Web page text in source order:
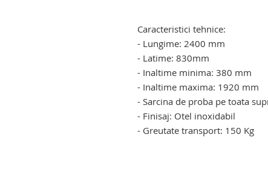
Caracteristici tehnice:
- Lungime: 2400 mm
- Latime: 830mm
- Inaltime minima: 380 mm
- Inaltime maxima: 1920 mm
- Sarcina de proba pe toata
- Finisaj: Otel inoxidabil
- Greutate transport: 150 Kg